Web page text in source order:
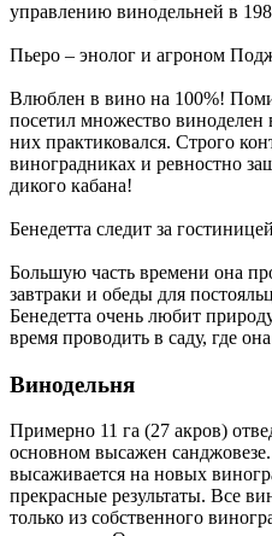
управлению винодельней в
Пьеро – энолог и агроном
Влюблен в вино на 100%!
посетил множество
них практиковался. Строго
виноградниках и ревностно
дикого кабана!
Бенедетта следит за
Большую часть времени она
завтраки и обеды для
Бенедетта очень любит
время проводить в саду, где
Винодельня
Примерно 11 га (27 акров)
основном высажен
высаживается на новых
прекрасные результаты. Все
только из собственного